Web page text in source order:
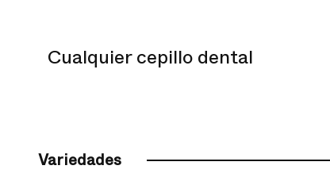
Cualquier cepillo dental
Variedades